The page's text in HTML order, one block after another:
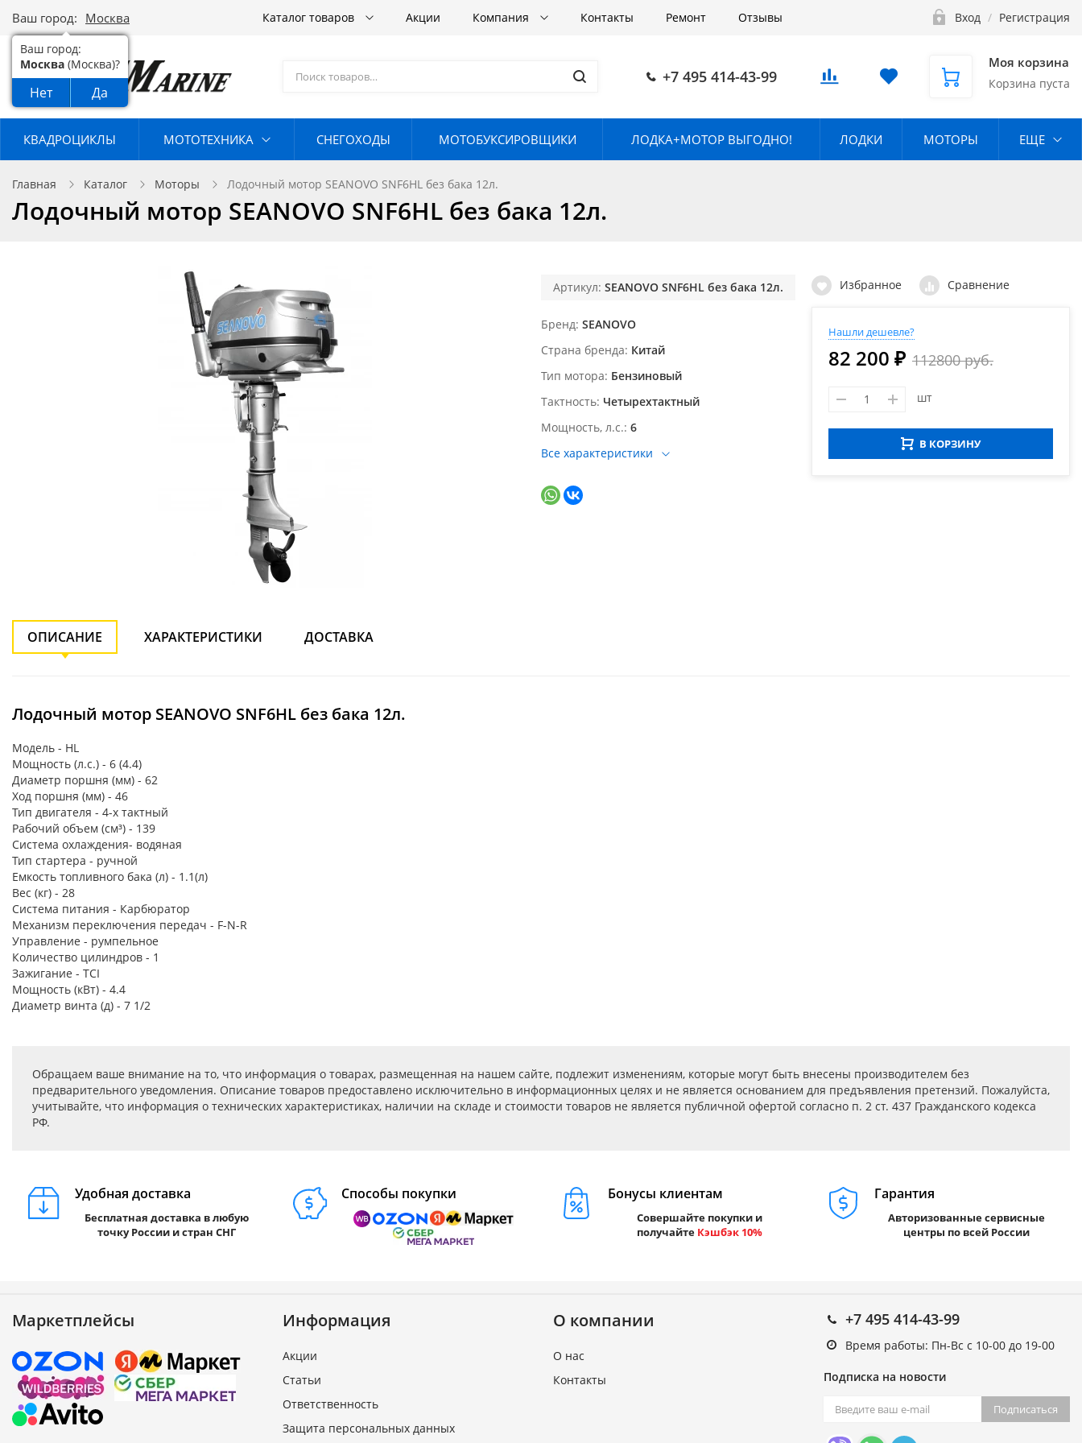
Ваш город: Москва
Ваш город:
Москва (Москва)?
Нет Да
Каталог товаров Акции Компания Контакты Ремонт Отзывы Вход / Регистрация
+7 495 414-43-99
Моя корзина
Корзина пуста
КВАДРОЦИКЛЫ МОТОТЕХНИКА СНЕГОХОДЫ МОТОБУКСИРОВЩИКИ ЛОДКА+МОТОР ВЫГОДНО! ЛОДКИ МОТОРЫ ЕЩЕ
Главная Каталог Моторы Лодочный мотор SEANOVO SNF6HL без бака 12л.
Лодочный мотор SEANOVO SNF6HL без бака 12л.
Артикул: SEANOVO SNF6HL без бака 12л.
Бренд SEANOVO
Страна бренда Китай
Тип мотора Бензиновый
Тактность Четырехтактный
Мощность, л.с. 6
Все характеристики
Избранное Сравнение
Нашли дешевле?
82 200 ₽ 112800 руб.
шт
В КОРЗИНУ
ОПИСАНИЕ ХАРАКТЕРИСТИКИ ДОСТАВКА
Лодочный мотор SEANOVO SNF6HL без бака 12л.
Модель - HL
Мощность (л.с.) - 6 (4.4)
Диаметр поршня (мм) - 62
Ход поршня (мм) - 46
Тип двигателя - 4-х тактный
Рабочий объем (см³) - 139
Система охлаждения- водяная
Тип стартера - ручной
Емкость топливного бака (л) - 1.1(л)
Вес (кг) - 28
Система питания - Карбюратор
Механизм переключения передач - F-N-R
Управление - румпельное
Количество цилиндров - 1
Зажигание - TCI
Мощность (кВт) - 4.4
Диаметр винта (д) - 7 1/2
Обращаем ваше внимание на то, что информация о товарах, размещенная на нашем сайте, подлежит изменениям, которые могут быть внесены производителем без
предварительного уведомления. Описание товаров предоставлено исключительно в информационных целях и не является основанием для предъявления претензий. Пожалуйста,
учитывайте, что информация о технических характеристиках, наличии на складе и стоимости товаров не является публичной офертой согласно п. 2 ст. 437 Гражданского кодекса
РФ.
Удобная доставка
Бесплатная доставка в любую
точку России и стран СНГ
Способы покупки Бонусы клиентам
Совершайте покупки и
получайте Кэшбэк 10%
Гарантия
Авторизованные сервисные
центры по всей России
Маркетплейсы Информация
Акции
Статьи
Ответственность
Защита персональных данных
О компании
О нас
Контакты
+7 495 414-43-99
Время работы: Пн-Вс с 10-00 до 19-00
Подписка на новости
Подписаться